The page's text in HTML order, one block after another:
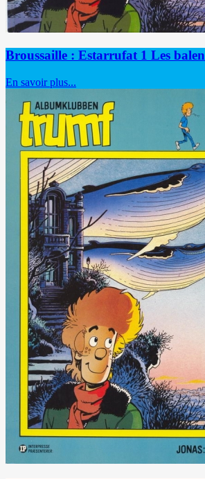
Broussaille : Estarrufat 1 Les
En savoir plus...